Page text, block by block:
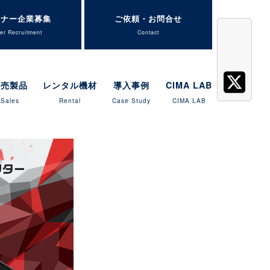
ー企業募集
Recruitment
ご依頼・お問合せ
Contact
製品
Sales
レンタル機材
Rental
導入事例
Case Study
CIMA LAB
CIMA LAB